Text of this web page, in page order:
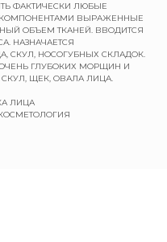
ФАКТИЧЕСКИ ЛЮБЫЕ
ВЫРАЖЕННЫЕ
ОБЪЕМ ТКАНЕЙ. ВВОДИТСЯ
НАЗНАЧАЕТСЯ
СКУЛ, НОСОГУБНЫХ СКЛАДОК.
ГЛУБОКИХ МОРЩИН И
ЩЕК, ОВАЛА ЛИЦА.
ЛИЦА